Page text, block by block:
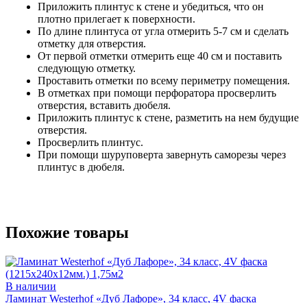
Приложить плинтус к стене и убедиться, что он
плотно прилегает к поверхности.
По длине плинтуса от угла отмерить 5-7 см и сделать
отметку для отверстия.
От первой отметки отмерить еще 40 см и поставить
следующую отметку.
Проставить отметки по всему периметру помещения.
В отметках при помощи перфоратора просверлить
отверстия, вставить дюбеля.
Приложить плинтус к стене, разметить на нем будущие
отверстия.
Просверлить плинтус.
При помощи шуруповерта завернуть саморезы через
плинтус в дюбеля.
Похожие товары
В наличии
Ламинат Westerhof «Дуб Лафоре», 34 класс, 4V фаска